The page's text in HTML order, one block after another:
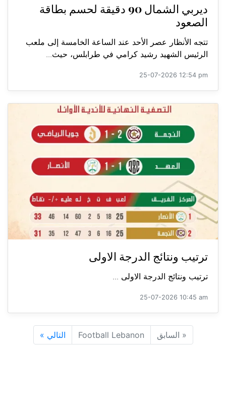
ديربي الشمال 90 دقيقة لحسم بطاقة
الصعود
تتجه الأنظار عصر الأحد عند الساعة الخامسة إلى ملعب
الرئيس الشهيد رشيد كرامي في طرابلس، حيث...
25-07-2026 12:54 pm
ترتيب ونتائج الدرجة الاولى
ترتيب ونتائج الدرجة الاولى ...
25-07-2026 10:45 am
« السابق Football Lebanon التالي »